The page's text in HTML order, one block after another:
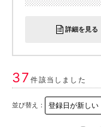
詳細を見る
37件該当しました
並び替え：